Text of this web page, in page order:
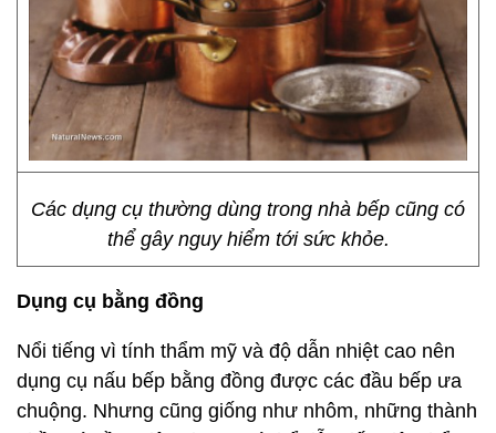
Các dụng cụ thường dùng trong nhà bếp cũng có
thể gây nguy hiểm tới sức khỏe.
Dụng cụ bằng đồng
Nổi tiếng vì tính thẩm mỹ và độ dẫn nhiệt cao nên
dụng cụ nấu bếp bằng đồng được các đầu bếp ưa
chuộng. Nhưng cũng giống như nhôm, những thành